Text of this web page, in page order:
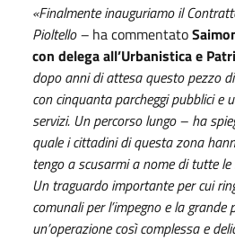
«Finalmente inauguriamo il
Pioltello – ha commentato
con delegaall’Urbanistica e
dopo anni di attesa questo pezzo
con cinquanta parcheggi pubblici e
servizi. Un percorso lungo – ha
quale i cittadini di questa zona
tengo a scusarmi a nome di tutte
Un traguardo importante per cui
comunali per l’impegno e la
un’operazione così complessa e